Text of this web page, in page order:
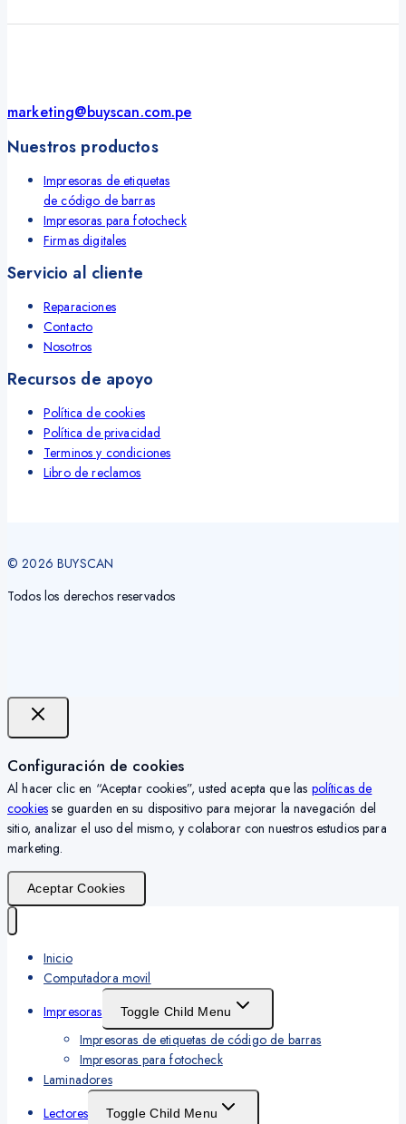
marketing@buyscan.com.pe
Nuestros productos
Impresoras de etiquetas
de código de barras
Impresoras para fotocheck
Firmas digitales
Servicio al cliente
Reparaciones
Contacto
Nosotros
Recursos de apoyo
Política de cookies
Política de privacidad
Terminos y condiciones
Libro de reclamos
© 2026 BUYSCAN
Todos los derechos reservados
Configuración de cookies
Al hacer clic en “Aceptar cookies”, usted acepta que las políticas de
cookies se guarden en su dispositivo para mejorar la navegación del
sitio, analizar el uso del mismo, y colaborar con nuestros estudios para
marketing.
Aceptar Cookies
Inicio
Computadora movil
Impresoras
Toggle Child Menu
Impresoras de etiquetas de código de barras
Impresoras para fotocheck
Laminadores
Lectores
Toggle Child Menu